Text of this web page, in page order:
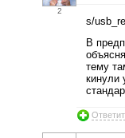
2
s/
В
тему
кинули